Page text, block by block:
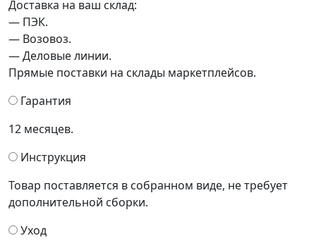
Доставка на ваш склад:
— ПЭК.
— Возовоз.
— Деловые линии.
Прямые поставки на склады маркетплейсов.
Гарантия
12 месяцев.
Инструкция
Товар поставляется в собранном виде, не требует
дополнительной сборки.
Уход